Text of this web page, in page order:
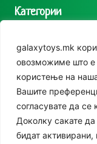
galaxytoys.mk
овозможиме што е
користење на
Вашите
согласувате да се
Доколку сакате
бидат
Категории
Сезонска
Друштвени игри
За двор
Едукативни